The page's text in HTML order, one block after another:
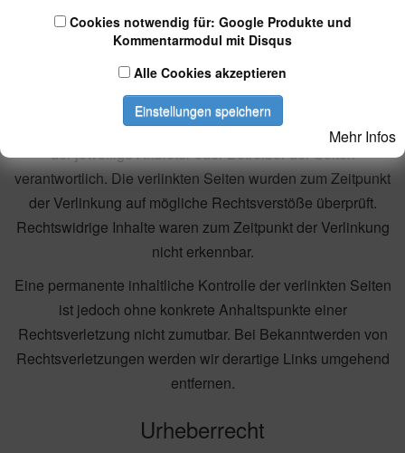
Haftung für Links
auf deren Inhalte wir keinen Einfluss haben. Deshalb
können wir für diese fremden Inhalte auch keine Gewähr
übernehmen. Für die Inhalte der verlinkten Seiten ist stets
der jeweilige Anbieter oder Betreiber der Seiten
verantwortlich. Die verlinkten Seiten wurden zum Zeitpunkt
der Verlinkung auf mögliche Rechtsverstöße überprüft.
Rechtswidrige Inhalte waren zum Zeitpunkt der Verlinkung
nicht erkennbar.
Eine permanente inhaltliche Kontrolle der verlinkten Seiten
ist jedoch ohne konkrete Anhaltspunkte einer
Rechtsverletzung nicht zumutbar. Bei Bekanntwerden von
Rechtsverletzungen werden wir derartige Links umgehend
entfernen.
Urheberrecht
Cookies notwendig für: Google Produkte und
Kommentarmodul mit Disqus
Alle Cookies akzeptieren
Einstellungen speichern
Mehr Infos